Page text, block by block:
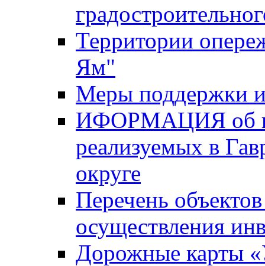
Территории
Ям"
Меры поддержки
ИФОРМАЦИЯ об
реализуемых в
округе
Перечень
осуществления
Дорожные карты